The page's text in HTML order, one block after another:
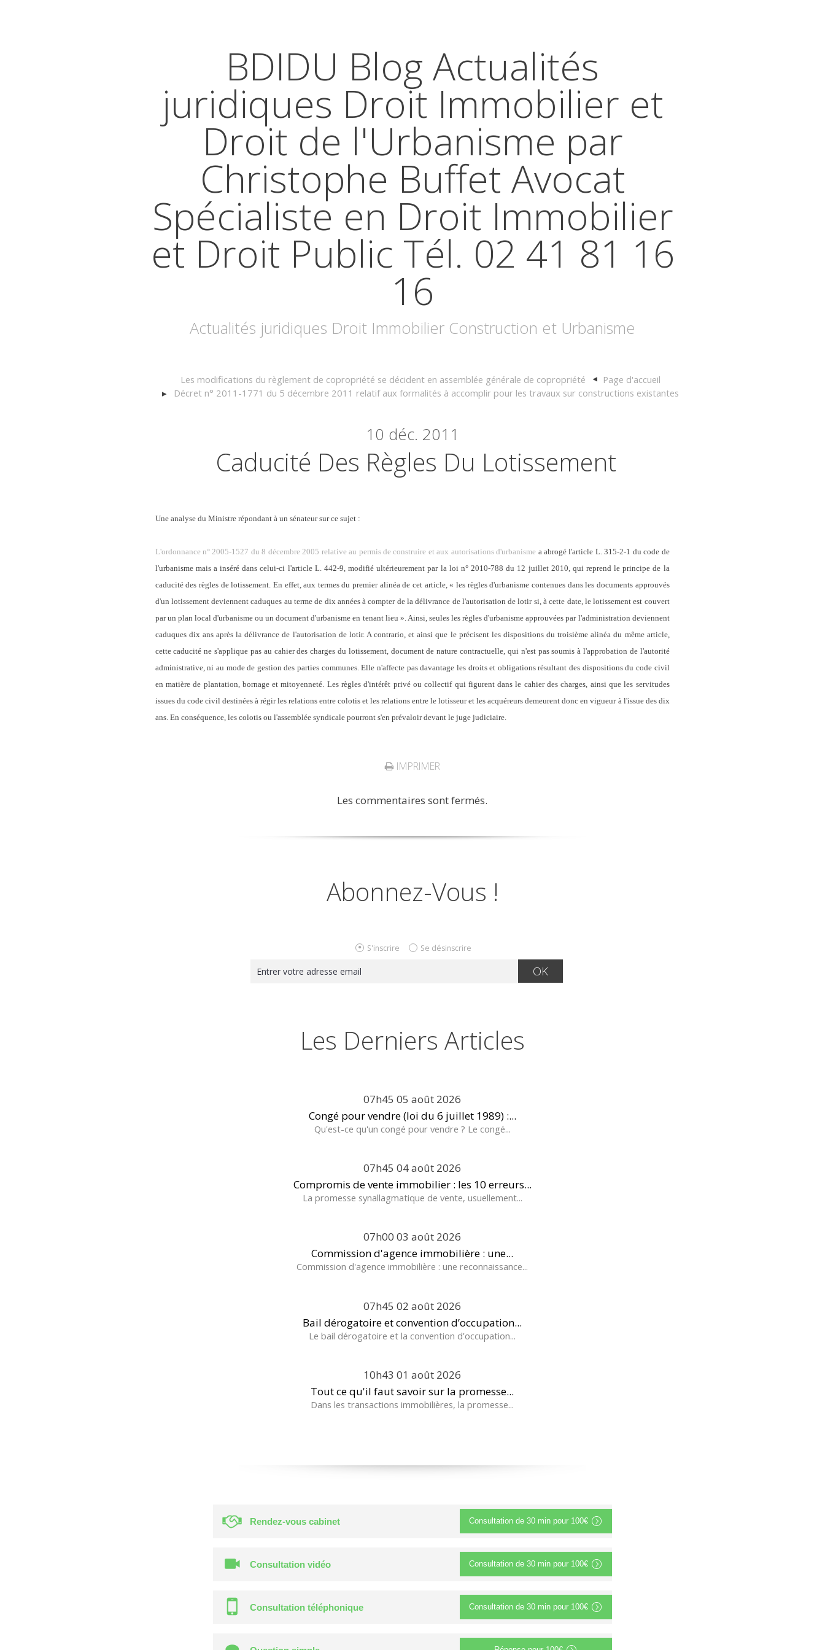
BDIDU Blog Actualités
juridiques Droit Immobilier et
Droit de l'Urbanisme par
Christophe Buffet Avocat
Spécialiste en Droit Immobilier
et Droit Public Tél. 02 41 81 16
16
Actualités juridiques Droit Immobilier Construction et Urbanisme
Les modifications du règlement de copropriété se décident en assemblée générale de copropriété
Page d'accueil
Décret n° 2011-1771 du 5 décembre 2011 relatif aux formalités à accomplir pour les travaux sur constructions existantes
10 déc. 2011
Caducité Des Règles Du Lotissement
Une analyse du Ministre répondant à un sénateur sur ce sujet :
L'ordonnance n° 2005-1527 du 8 décembre 2005 relative au permis de construire et aux autorisations d'urbanisme a abrogé l'article L. 315-2-1 du code de
l'urbanisme mais a inséré dans celui-ci l'article L. 442-9, modifié ultérieurement par la loi n° 2010-788 du 12 juillet 2010, qui reprend le principe de la
caducité des règles de lotissement. En effet, aux termes du premier alinéa de cet article, « les règles d'urbanisme contenues dans les documents approuvés
d'un lotissement deviennent caduques au terme de dix années à compter de la délivrance de l'autorisation de lotir si, à cette date, le lotissement est couvert
par un plan local d'urbanisme ou un document d'urbanisme en tenant lieu ». Ainsi, seules les règles d'urbanisme approuvées par l'administration deviennent
caduques dix ans après la délivrance de l'autorisation de lotir. A contrario, et ainsi que le précisent les dispositions du troisième alinéa du même article,
cette caducité ne s'applique pas au cahier des charges du lotissement, document de nature contractuelle, qui n'est pas soumis à l'approbation de l'autorité
administrative, ni au mode de gestion des parties communes. Elle n'affecte pas davantage les droits et obligations résultant des dispositions du code civil
en matière de plantation, bornage et mitoyenneté. Les règles d'intérêt privé ou collectif qui figurent dans le cahier des charges, ainsi que les servitudes
issues du code civil destinées à régir les relations entre colotis et les relations entre le lotisseur et les acquéreurs demeurent donc en vigueur à l'issue des dix
ans. En conséquence, les colotis ou l'assemblée syndicale pourront s'en prévaloir devant le juge judiciaire.
IMPRIMER
Les commentaires sont fermés.
Abonnez-Vous !
S'inscrire Se désinscrire
Les Derniers Articles
07h45 05 août 2026
Congé pour vendre (loi du 6 juillet 1989) :...
Qu'est-ce qu'un congé pour vendre ? Le congé...
07h45 04août 2026
Compromis de vente immobilier : les 10 erreurs...
La promesse synallagmatique de vente, usuellement...
07h00 03 août 2026
Commission d'agence immobilière : une...
Commission d'agence immobilière : une reconnaissance...
07h45 02 août 2026
Bail dérogatoire et convention d’occupation...
Le bail dérogatoire et la convention d’occupation...
10h43 01 août 2026
Tout ce qu'il faut savoir sur la promesse...
Dans les transactions immobilières, la promesse...
Rendez-vous cabinet Consultation de 30 min pour 100€
Consultation vidéo Consultation de 30 min pour 100€
Consultation téléphonique Consultation de 30 min pour 100€